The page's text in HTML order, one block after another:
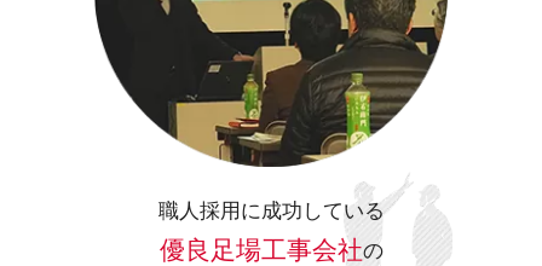
職人採用に成功している
優良足場工事会社の